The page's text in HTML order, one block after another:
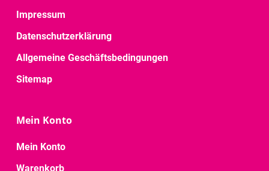
Impressum
Datenschutzerklärung
Allgemeine Geschäftsbedingungen
Sitemap
Mein Konto
Mein Konto
Warenkorb